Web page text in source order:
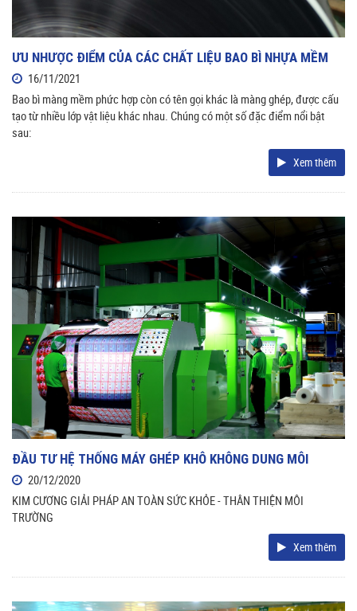
ƯU NHƯỢC ĐIỂM CỦA CÁC CHẤT LIỆU BAO BÌ NHỰA MỀM
16/11/2021
Bao bì màng mềm phức hợp còn có tên gọi khác là màng ghép, được cấu
tạo từ nhiều lớp vật liệu khác nhau. Chúng có một số đặc điểm nổi bật
sau:
Xem thêm
ĐẦU TƯ HỆ THỐNG MÁY GHÉP KHÔ KHÔNG DUNG MÔI
20/12/2020
KIM CƯƠNG GIẢI PHÁP AN TOÀN SỨC KHỎE - THÂN THIỆN MÔI
TRƯỜNG
Xem thêm